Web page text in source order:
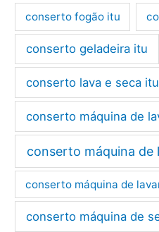
conserto fogão itu
conserto geladeira itu
conserto lava e seca itu
conserto máquina de
conserto máquina de
conserto máquina de
conserto máquina de